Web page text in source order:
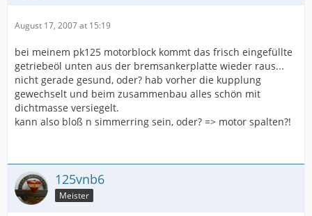
August 17, 2007 at 15:19
bei meinem pk125 motorblock kommt das frisch eingefüllte
getriebeöl unten aus der bremsankerplatte wieder raus...
nicht gerade gesund, oder? hab vorher die kupplung
gewechselt und beim zusammenbau alles schön mit
dichtmasse versiegelt.
kann also bloß n simmerring sein, oder? => motor spalten?!
125vnb6
Meister